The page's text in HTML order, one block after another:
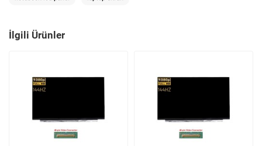
İlgili Ürünler